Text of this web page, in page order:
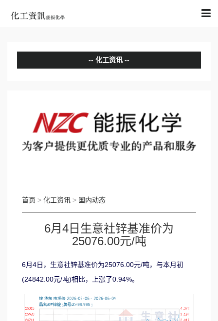
化工资讯
国际动态
首页 > 化工资讯 > 国内动态
6月4日生意社锌基准价为
25076.00元/吨
6月4日，生意社锌基准价为25076.00元/吨，与本月初
(24842.00元/吨)相比，上涨了0.94%。